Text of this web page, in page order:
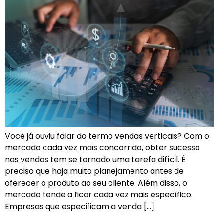
Você já ouviu falar do termo vendas verticais? Com o
mercado cada vez mais concorrido, obter sucesso
nas vendas tem se tornado uma tarefa difícil. É
preciso que haja muito planejamento antes de
oferecer o produto ao seu cliente. Além disso, o
mercado tende a ficar cada vez mais específico.
Empresas que especificam a venda […]